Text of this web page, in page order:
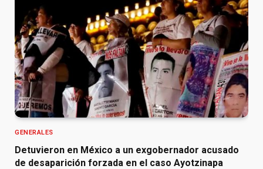
GENERALES
Detuvieron en México a un exgobernador acusado
de desaparición forzada en el caso Ayotzinapa